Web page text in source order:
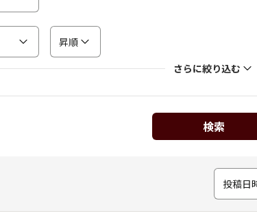
昇順
さらに絞り込む
検索
投稿日